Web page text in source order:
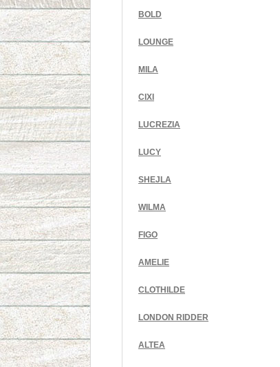
BOLD
LOUNGE
MILA
CIXI
LUCREZIA
LUCY
SHEJLA
WILMA
FIGO
AMELIE
CLOTHILDE
LONDON RIDDER
ALTEA